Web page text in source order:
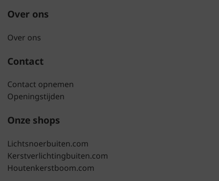
Over ons
Over ons
Contact
Contact opnemen
Openingstijden
Onze shops
Lichtsnoerbuiten.com
Kerstverlichtingbuiten.com
Houtenkerstboom.com